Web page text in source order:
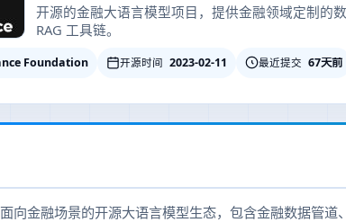
开源的金融大语言模型项目，提供金融领域定制的
RAG 工具链。
Foundation 开源时间 2023-02-11 最近提交 67天前
向金融场景的开源大语言模型生态，包含金融数据管道